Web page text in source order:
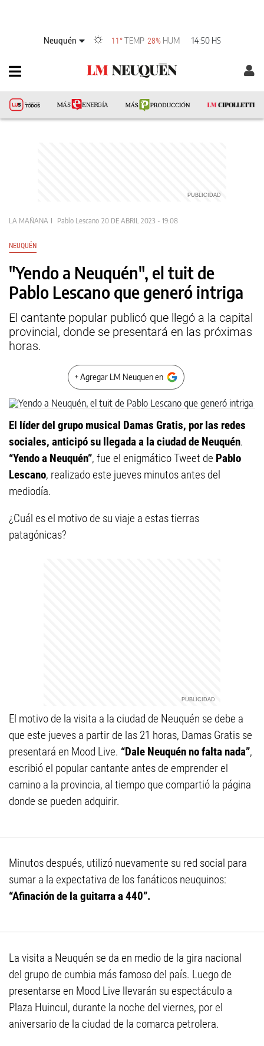
Neuquén 11° TEMP 28% HUM 14:50 HS
LA MAÑANA Pablo Lescano 20 DE ABRIL 2023 - 19:08
NEUQUÉN
"Yendo a Neuquén", el tuit de
Pablo Lescano que generó intriga
El cantante popular publicó que llegó a la capital
provincial, donde se presentará en las próximas
horas.
+ Agregar LM Neuquen en
El líder del grupo musical Damas Gratis, por las redes
sociales, anticipó su llegada a la ciudad de Neuquén.
“Yendo a Neuquén”, fue el enigmático Tweet de Pablo
Lescano, realizado este jueves minutos antes del
mediodía.
¿Cuál es el motivo de su viaje a estas tierras
patagónicas?
El motivo de la visita a la ciudad de Neuquén se debe a
que este jueves a partir de las 21 horas, Damas Gratis se
presentará en Mood Live. “Dale Neuquén no falta nada”,
escribió el popular cantante antes de emprender el
camino a la provincia, al tiempo que compartió la página
donde se pueden adquirir.
Minutos después, utilizó nuevamente su red social para
sumar a la expectativa de los fanáticos neuquinos:
“Afinación de la guitarra a 440”.
La visita a Neuquén se da en medio de la gira nacional
del grupo de cumbia más famoso del país. Luego de
presentarse en Mood Live llevarán su espectáculo a
Plaza Huincul, durante la noche del viernes, por el
aniversario de la ciudad de la comarca petrolera.